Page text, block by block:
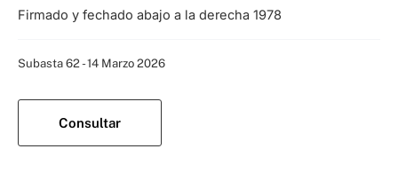
Firmado y fechado abajo a la derecha 1978
Subasta 62 - 14 Marzo 2026
Consultar